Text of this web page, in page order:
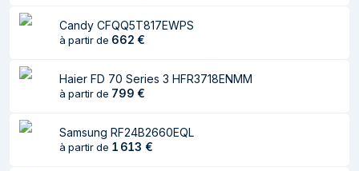
Compartiments de
la porte du
6
Compartiment à
Oui
Nombre de
tablettes à œufs
2
Candy CFQQ5T817EWPS
à partir de 662 €
Haier FD 70 Series 3 HFR3718ENMM
à partir de 799 €
Samsung RF24B2660EQL
à partir de 1 613 €